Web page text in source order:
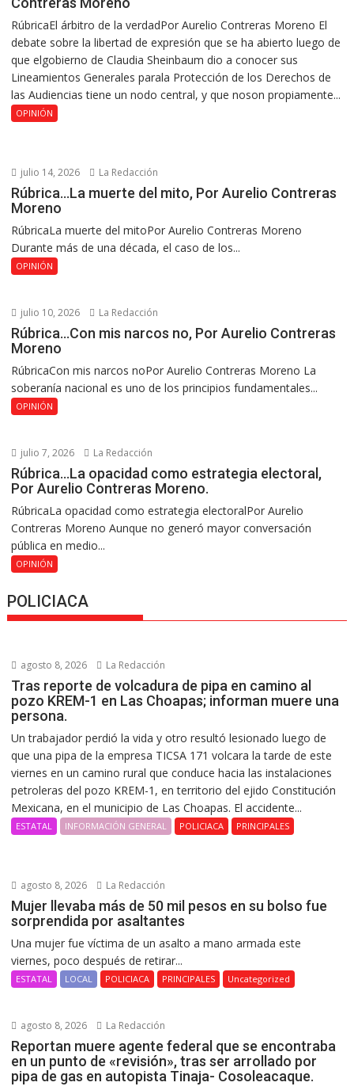
RúbricaEl árbitro de la verdadPor Aurelio Contreras Moreno El
debate sobre la libertad de expresión que se ha abierto luego de
que elgobierno de Claudia Sheinbaum dio a conocer sus
Lineamientos Generales parala Protección de los Derechos de
las Audiencias tiene un nodo central, y que noson propiamente...
OPINIÓN
julio 14, 2026 La Redacción
Rúbrica…La muerte del mito, Por Aurelio Contreras
Moreno
RúbricaLa muerte del mitoPor Aurelio Contreras Moreno
Durante más de una década, el caso de los...
OPINIÓN
julio 10, 2026 La Redacción
Rúbrica…Con mis narcos no, Por Aurelio Contreras
Moreno
RúbricaCon mis narcos noPor Aurelio Contreras Moreno La
soberanía nacional es uno de los principios fundamentales...
OPINIÓN
julio 7, 2026 La Redacción
Rúbrica…La opacidad como estrategia electoral,
Por Aurelio Contreras Moreno.
RúbricaLa opacidad como estrategia electoralPor Aurelio
Contreras Moreno Aunque no generó mayor conversación
pública en medio...
OPINIÓN
POLICIACA
agosto 8, 2026 La Redacción
Tras reporte de volcadura de pipa en camino al
pozo KREM-1 en Las Choapas; informan muere una
persona.
Un trabajador perdió la vida y otro resultó lesionado luego de
que una pipa de la empresa TICSA 171 volcara la tarde de este
viernes en un camino rural que conduce hacia las instalaciones
petroleras del pozo KREM-1, en territorio del ejido Constitución
Mexicana, en el municipio de Las Choapas. El accidente...
ESTATAL INFORMACIÓN GENERAL POLICIACA PRINCIPALES
agosto 8, 2026 La Redacción
Mujer llevaba más de 50 mil pesos en su bolso fue
sorprendida por asaltantes
Una mujer fue víctima de un asalto a mano armada este
viernes, poco después de retirar...
ESTATAL LOCAL POLICIACA PRINCIPALES Uncategorized
agosto 8, 2026 La Redacción
Reportan muere agente federal que se encontraba
en un punto de «revisión», tras ser arrollado por
pipa de gas en autopista Tinaja- Cosoleacaque.